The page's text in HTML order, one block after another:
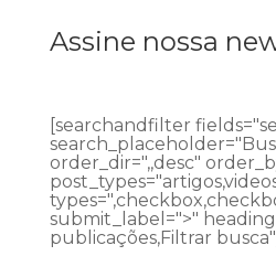
Assine nossa
[searchandfilter
order_dir=",,desc"
submit_label=">"
publicações,Filtrar busca"]